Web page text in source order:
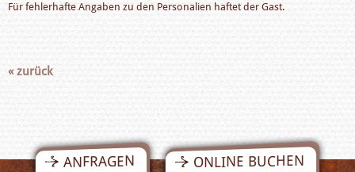
Für fehlerhafte Angaben zu den Personalien haftet der Gast.
« zurück
ANFRAGEN ONLINE BUCHEN